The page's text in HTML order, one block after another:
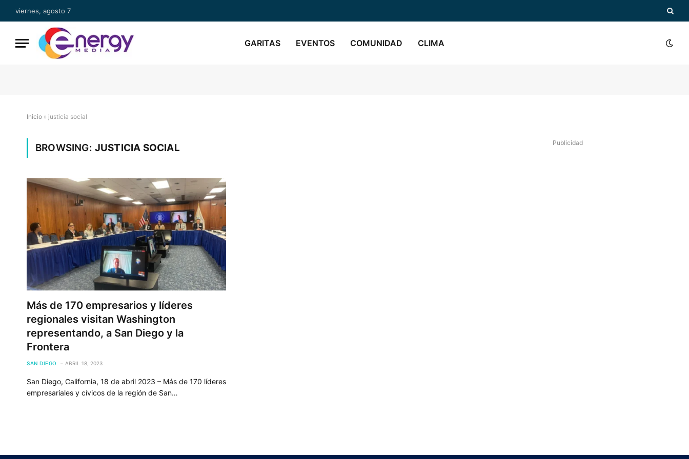
viernes, agosto 7
GARITAS EVENTOS COMUNIDAD CLIMA
Inicio » justicia social
BROWSING: JUSTICIA SOCIAL
Más de 170 empresarios y líderes
regionales visitan Washington
representando, a San Diego y la
Frontera
SAN DIEGO ABRIL 18, 2023
San Diego, California, 18 de abril 2023 – Más de 170 líderes
empresariales y cívicos de la región de San…
Publicidad